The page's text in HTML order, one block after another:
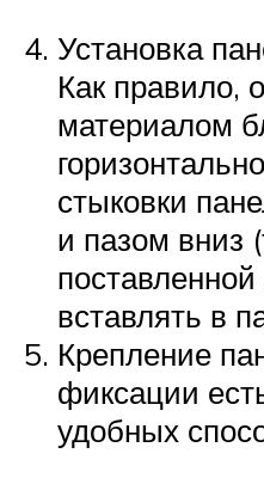
Установка
Как правило,
материалом
стыковки
и пазом вниз
вставлять в
Крепление
фиксации
удобных